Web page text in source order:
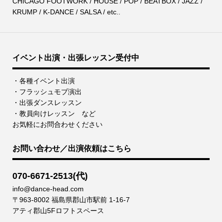
KRUMP / K-DANCE / SALSA / etc..
イベント出演・出張レッスン受付中
・各種イベント出演
・フラッシュモブ演出
・出張ダンスレッスン
・教員向けレッスン など
お気軽にお問合わせください
お問い合わせ／出演依頼はこちら
070-6671-2513(代)
info@dance-head.com
〒963-8002 福島県郡山市駅前 1-16-7
アティ郡山5Fロフトスペース